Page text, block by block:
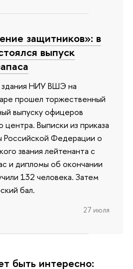
защитников»: в
выпуск
здания НИУ ВШЭ на
прошел торжественный
выпуску офицеров
центра. Выписки из приказа
Российской Федерации о
звания лейтенанта с
и дипломы об окончании
132 человека. Затем
бал.
27 июля
быть интересно: